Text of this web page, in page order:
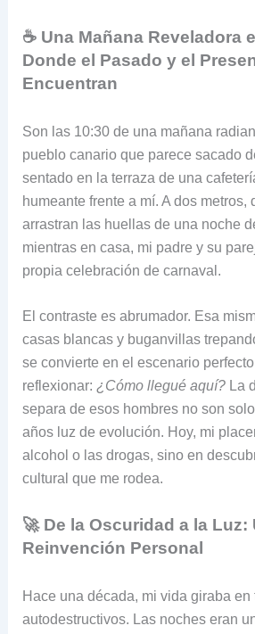
☕ Una Mañana Reveladora
Donde el Pasado y el
Encuentran
Son las 10:30 de una mañana
pueblo canario que parece sacado
sentado en la terraza de una
humeante frente a mí. A dos metros,
arrastran las huellas de una noche
mientras en casa, mi padre y su
propia celebración de carnaval.
El contraste es abrumador. Esa
casas blancas y buganvillas
se convierte en el escenario
reflexionar: ¿Cómo llegué aquí?La
separa de esos hombres no son
años luz de evolución. Hoy, mi
alcohol o las drogas, sino en
cultural que me rodea.
🚀 De la Oscuridad a la Luz:
Reinvención Personal
Hace una década, mi vida giraba en
autodestructivos. Las noches eran